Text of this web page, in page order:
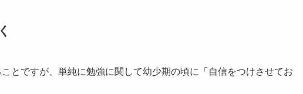
とですが、単純に勉強に関して幼少期の頃に「自信をつけさせてお